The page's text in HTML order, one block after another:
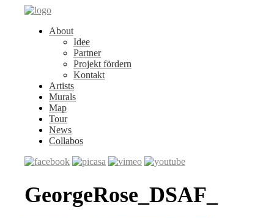
About
Idee
Partner
Projekt fördern
Kontakt
Artists
Murals
Map
Tour
News
Collabos
GeorgeRose_DSAF_